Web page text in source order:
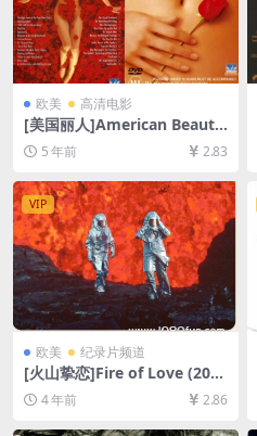
欧美 高清电影
[美国丽人]American Beauty
(1999)[百度网盘+迅雷云盘资
源1080P超清未删减][MP4/7.
8GB][中英字幕]
5 年前 2.83
VIP
欧美 纪录片频道
[火山挚恋]Fire of Love (202
2)[百度网盘+迅雷云盘资源10
80P超清未删减][MP4/6GB]
[官方中字]
4 年前 2.86